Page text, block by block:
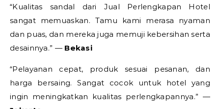
“Kualitas sandal dari Jual Perlengkapan Hotel
sangat memuaskan. Tamu kami merasa nyaman
dan puas, dan mereka juga memuji kebersihan serta
desainnya.” — Bekasi
“Pelayanan cepat, produk sesuai pesanan, dan
harga bersaing. Sangat cocok untuk hotel yang
ingin meningkatkan kualitas perlengkapannya.” —